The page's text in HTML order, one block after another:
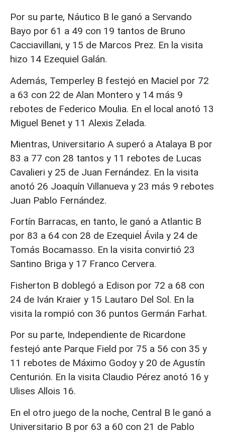
Por su parte, Náutico B le ganó a Servando
Bayo por 61 a 49 con 19 tantos de Bruno
Cacciavillani, y 15 de Marcos Prez. En la visita
hizo 14 Ezequiel Galán.
Además, Temperley B festejó en Maciel por 72
a 63 con 22 de Alan Montero y 14 más 9
rebotes de Federico Moulia. En el local anotó 13
Miguel Benet y 11 Alexis Zelada.
Mientras, Universitario A superó a Atalaya B por
83 a 77 con 28 tantos y 11 rebotes de Lucas
Cavalieri y 25 de Juan Fernández. En la visita
anotó 26 Joaquín Villanueva y 23 más 9 rebotes
Juan Pablo Fernández.
Fortín Barracas, en tanto, le ganó a Atlantic B
por 83 a 64 con 28 de Ezequiel Ávila y 24 de
Tomás Bocamasso. En la visita convirtió 23
Santino Briga y 17 Franco Cervera.
Fisherton B doblegó a Edison por 72 a 68 con
24 de Iván Kraier y 15 Lautaro Del Sol. En la
visita la rompió con 36 puntos Germán Farhat.
Por su parte, Independiente de Ricardone
festejó ante Parque Field por 75 a 56 con 35 y
11 rebotes de Máximo Godoy y 20 de Agustín
Centurión. En la visita Claudio Pérez anotó 16 y
Ulises Allois 16.
En el otro juego de la noche, Central B le ganó a
Universitario B por 63 a 60 con 21 de Pablo